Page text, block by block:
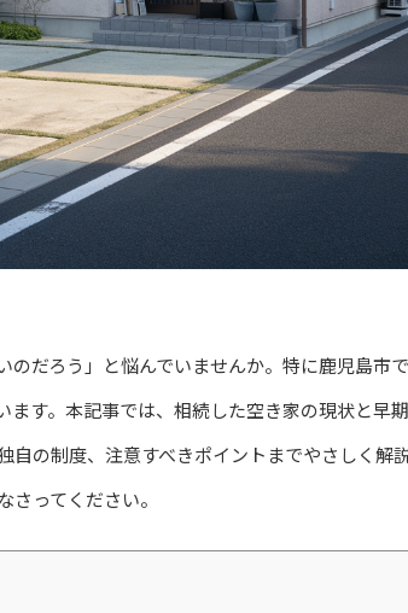
だろう」と悩んでいませんか。特に鹿児島市
す。本記事では、相続した空き家の現状と早
の制度、注意すべきポイントまでやさしく解
ってください。